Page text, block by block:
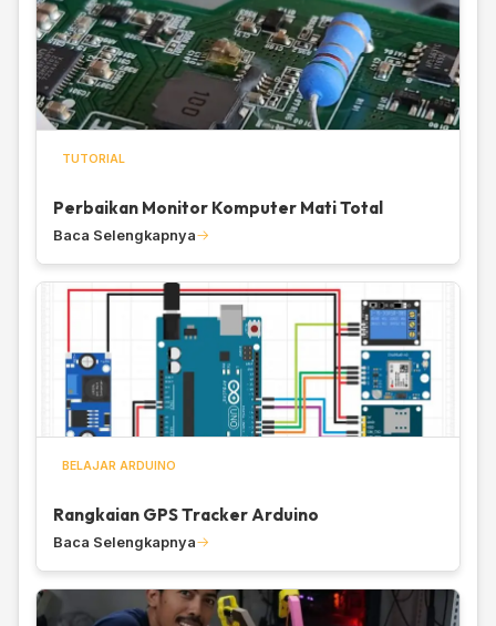
TUTORIAL
Perbaikan Monitor Komputer Mati Total
Baca Selengkapnya
BELAJAR ARDUINO
Rangkaian GPS Tracker Arduino
Baca Selengkapnya